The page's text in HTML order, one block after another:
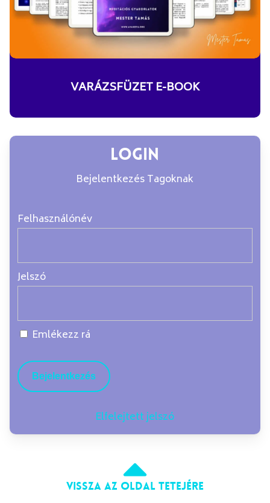
VARÁZSFÜZET E-BOOK
Login
Bejelentkezés Tagoknak
Felhasználónév
Jelszó
Emlékezz rá
Elfelejtett jelszó
Vissza az oldal tetejére